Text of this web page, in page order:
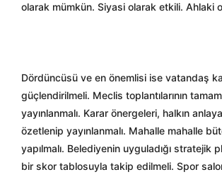
olarak mümkün. Siyasi olarak etkili. Ahlaki
Dördüncüsü ve en önemlisi ise vatandaş
güçlendirilmeli. Meclis toplantılarının
yayınlanmalı. Karar önergeleri, halkın
özetlenip yayınlanmalı. Mahalle mahalle
yapılmalı. Belediyenin uyguladığı stratejik
bir skor tablosuyla takip edilmeli. Spor